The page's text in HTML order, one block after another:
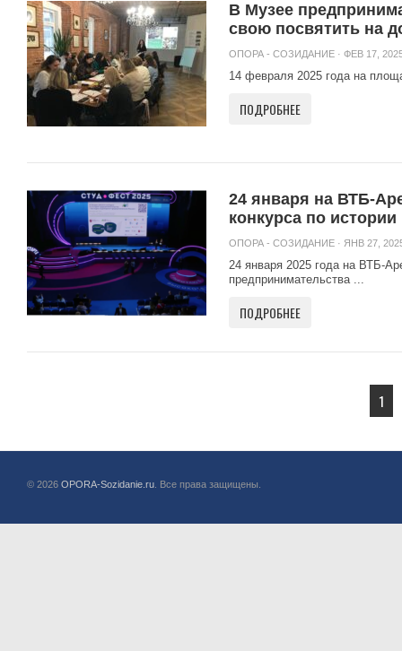
В Музее
свою посвятить на
ОПОРА - СОЗИДАНИЕ · ФЕВ 17,
14 февраля 2025 года на
ПОДРОБНЕЕ
24 января на ВТБ-
конкурса по
ОПОРА - СОЗИДАНИЕ · ЯНВ 27,
24 января 2025 года на ВТБ-
предпринимательства ...
ПОДРОБНЕЕ
1
© 2026 OPORA-Sozidanie.ru . Все права защищены.